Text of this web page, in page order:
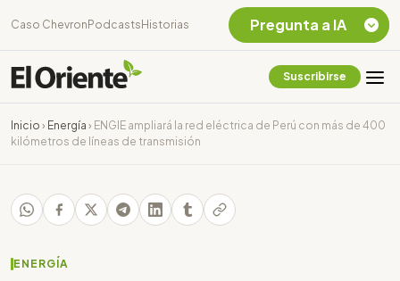
Caso Chevron Podcasts Historias
Suscribirse
Inicio › Energía › ENGIE ampliará la red eléctrica de Perú con más de 400
kilómetros de líneas de transmisión
ENERGÍA
Pregunta a IA
Chevron Ecuador